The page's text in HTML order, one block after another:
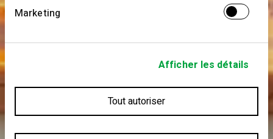
Marketing
Afficher les détails
Tout autoriser